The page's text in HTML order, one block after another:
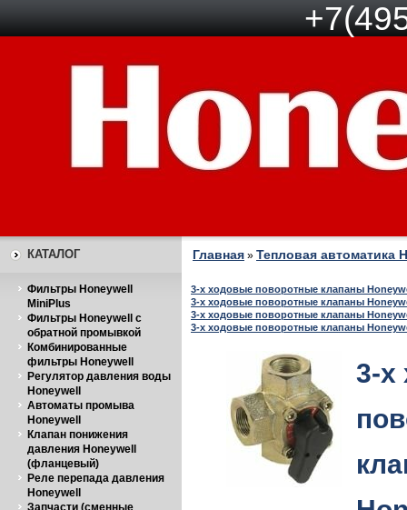
КАТАЛОГ
Фильтры Honeywell
MiniPlus
Фильтры Honeywell с
обратной промывкой
Комбинированные
фильтры Honeywell
Регулятор давления воды
Honeywell
Автоматы промыва
Honeywell
Клапан понижения
давления Honeywell
(фланцевый)
Реле перепада давления
Honeywell
Запчасти (сменные
Главная » Тепловая автоматика
3-х ходовые поворотные клапаны
3-х ходовые поворотные клапаны
3-х ходовые поворотные клапаны
3-х ходовые поворотные клапаны
3-х